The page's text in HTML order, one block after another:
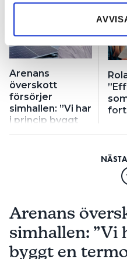
samlat in när du har använt
Arenans
överskott
försörjer
simhallen: ”Vi har
i princip byggt
en termos”
Arenans
simhallen: ”Vi
byggt en